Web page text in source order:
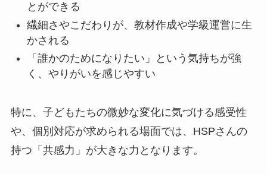
とができる
繊細さやこだわりが、教材作成や学級運営に生
かされる
「誰かのためになりたい」という気持ちが強
く、やりがいを感じやすい
特に、子どもたちの微妙な変化に気づける感受性
や、個別対応が求められる場面では、HSPさんの
持つ「共感力」が大きな力となります。